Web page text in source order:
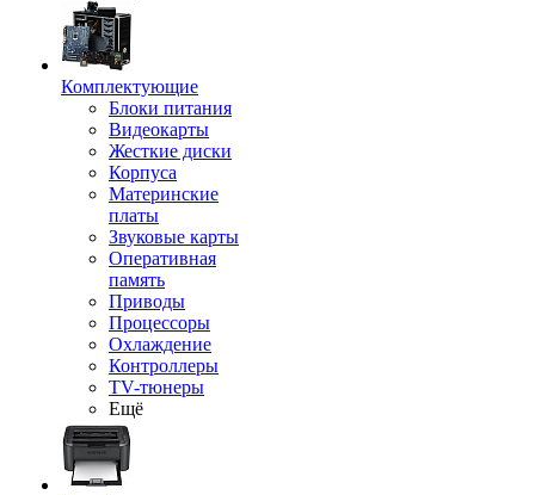
Комплектующие
Блоки питания
Видеокарты
Жесткие диски
Корпуса
Материнские
платы
Звуковые карты
Оперативная
память
Приводы
Процессоры
Охлаждение
Контроллеры
TV-тюнеры
Ещё